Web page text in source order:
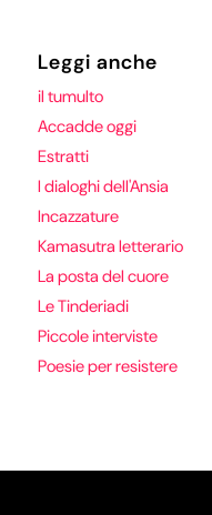
Leggi anche
il tumulto
Accadde oggi
Estratti
I dialoghi dell'Ansia
Incazzature
Kamasutra letterario
La posta del cuore
Le Tinderiadi
Piccole interviste
Poesie per resistere